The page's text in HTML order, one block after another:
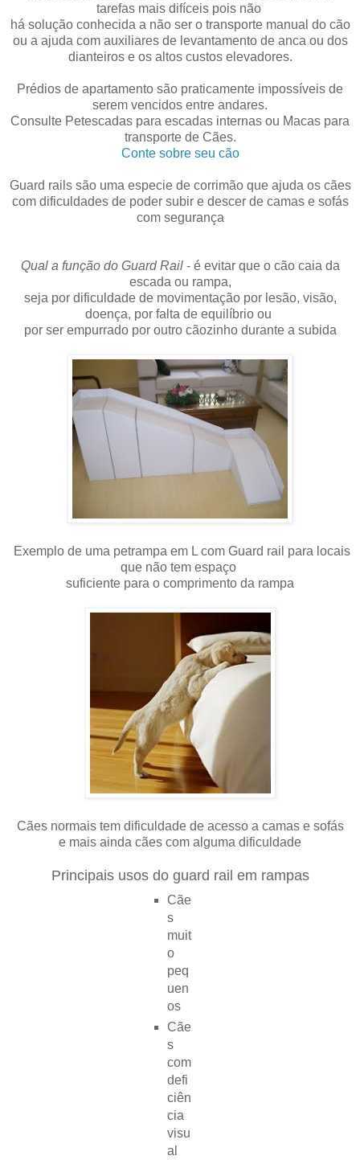
tarefas mais difíceis pois não
há solução conhecida a não ser o transporte manual do cão
ou a ajuda com auxiliares de levantamento de anca ou dos
dianteiros e os altos custos elevadores.
Prédios de apartamento são praticamente impossíveis de
serem vencidos entre andares.
Consulte Petescadas para escadas internas ou Macas para
transporte de Cães.
Conte sobre seu cão
Guard rails são uma especie de corrimão que ajuda os cães
com dificuldades de poder subir e descer de camas e sofás
com segurança
Qual a função do Guard Rail- é evitar que o cão caia da
escada ou rampa,
seja por dificuldade de movimentação por lesão, visão,
doença, por falta de equilíbrio ou
por ser empurrado por outro cãozinho durante a subida
Exemplo de uma petrampa em L com Guard rail para locais
que não tem espaço
suficiente para o comprimento da rampa
Cães normais tem dificuldade de acesso a camas e sofás
e mais ainda cães com alguma dificuldade
Principais usos do guard rail em rampas
Cãe
s
muit
o
peq
uen
os
Cãe
s
com
defi
ciên
cia
visu
al